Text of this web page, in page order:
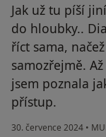
Jak už tu píší
do hloubky..
říct sama,
samozřejmě.
jsem poznala
přístup.
30. července 2024 •